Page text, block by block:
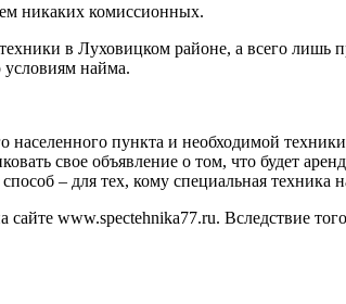
никаких комиссионных.
в Луховицком районе, а всего лишь
условиям найма.
пункта и необходимой
свое объявление о том, что будет
– для тех, кому специальная техника
www.spectehnika77.ru. Вследствие